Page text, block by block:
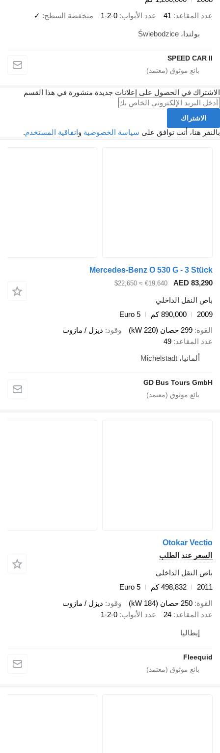
المقاعد 41 عدد الأبواب 1-2-0 منخفضة السطح ✓
بولندا، Świebodzice
SPEED
في الحصول على إعلانات جديدة منشورة في هذا القسم
الاشتراك
هنا، أنت توافق علىسياسة الخصوصيةواتفاقية المستخدم.
Mercedes-Benz O 530 G - 3
AED
€19,640
≈ $22,650
النقل الداخلي
890,000 كم
Euro 5
299 حصان (220 kW) وقود ديزل / مازوت
المقاعد 49
ألمانيا، Michelstadt
GD Bus Tours
Otokar
عند الطلب
النقل الداخلي
498,832 كم
Euro 5
250 حصان (184 kW) وقود ديزل / مازوت
المقاعد 24 عدد الأبواب 1-2-0
إيطاليا